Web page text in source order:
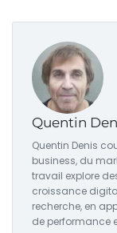
Quentin
Quentin Denis
business, du
travail explore
croissance
recherche, en
de performance